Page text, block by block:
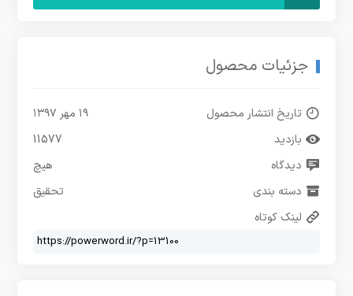
جزئیات محصول
تاریخ انتشار محصول
۱۹ مهر ۱۳۹۷
بازدید
11577
دیدگاه
هیچ
دسته بندی
تحقیق
لینک کوتاه